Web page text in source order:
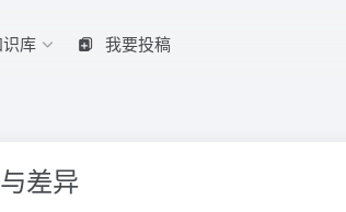
库 我要投稿
差异